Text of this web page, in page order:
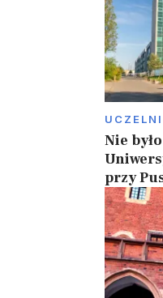
Nie
przy